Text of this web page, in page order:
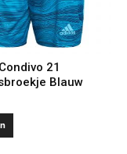
21
Blauw